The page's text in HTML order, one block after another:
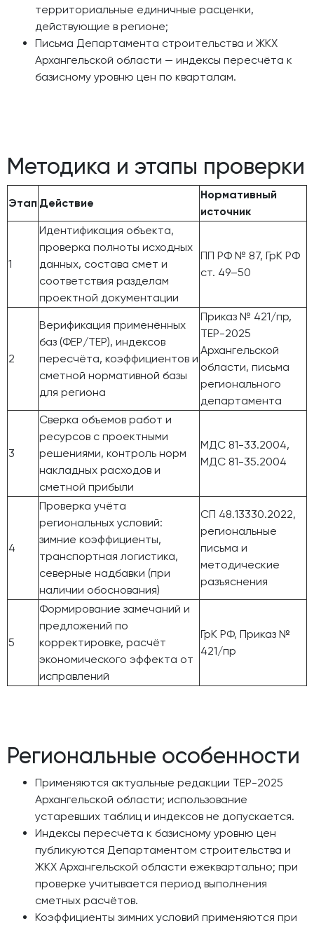
территориальные единичные расценки,
действующие в регионе;
Письма Департамента строительства и ЖКХ
Архангельской области — индексы пересчёта к
базисному уровню цен по кварталам.
Методика и этапы проверки
Этап Действие
Нормативный
источник
1
Идентификация объекта,
проверка полноты исходных
данных, состава смет и
соответствия разделам
проектной документации
ПП РФ № 87, ГрК РФ
ст. 49–50
2
Верификация применённых
баз (ФЕР/ТЕР), индексов
пересчёта, коэффициентов и
сметной нормативной базы
для региона
Приказ № 421/пр,
ТЕР-2025
Архангельской
области, письма
регионального
департамента
3
Сверка объемов работ и
ресурсов с проектными
решениями, контроль норм
накладных расходов и
сметной прибыли
МДС 81-33.2004,
МДС 81-35.2004
4
Проверка учёта
региональных условий:
зимние коэффициенты,
транспортная логистика,
северные надбавки (при
наличии обоснования)
СП 48.13330.2022,
региональные
письма и
методические
разъяснения
5
Формирование замечаний и
предложений по
корректировке, расчёт
экономического эффекта от
исправлений
ГрК РФ, Приказ №
421/пр
Региональные особенности
Применяются актуальные редакции ТЕР-2025
Архангельской области; использование
устаревших таблиц и индексов не допускается.
Индексы пересчёта к базисному уровню цен
публикуются Департаментом строительства и
ЖКХ Архангельской области ежеквартально; при
проверке учитывается период выполнения
сметных расчётов.
Коэффициенты зимних условий применяются при